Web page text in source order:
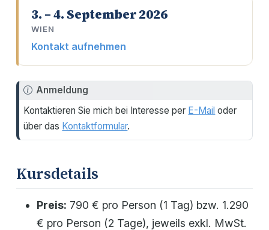
3. – 4. September 2026
WIEN
Kontakt aufnehmen
H
Anmeldung
Kontaktieren Sie mich bei Interesse per E-Mail oder
über das Kontaktformular.
Kursdetails
Preis: 790 € pro Person (1 Tag) bzw. 1.290
€ pro Person (2 Tage), jeweils exkl. MwSt.